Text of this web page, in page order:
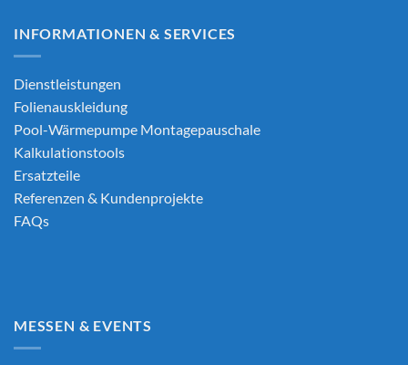
INFORMATIONEN & SERVICES
Dienstleistungen
Folienauskleidung
Pool-Wärmepumpe Montagepauschale
Kalkulationstools
Ersatzteile
Referenzen & Kundenprojekte
FAQs
MESSEN & EVENTS